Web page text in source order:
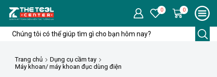
0 0
Trang chủ
Dụng cụ cầm tay
Máy khoan/ máy khoan đục dùng điện